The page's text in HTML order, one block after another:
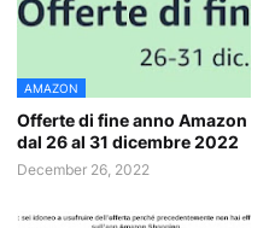
AMAZON
Offerte di fine anno Amazon
dal 26 al 31 dicembre 2022
December 26, 2022